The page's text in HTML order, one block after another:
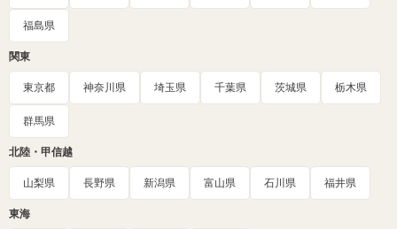
福島県
関東
東京都 神奈川県 埼玉県 千葉県 茨城県 栃木県
群馬県
北陸・甲信越
山梨県 長野県 新潟県 富山県 石川県 福井県
東海